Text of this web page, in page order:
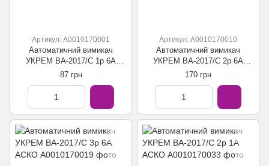
Артикул: A0010170001
Автоматичний вимикач
УКРЕМ ВА-2017/С 1р 6А
АСКО
87 грн
Артикул: A0010170010
Автоматичний вимикач
УКРЕМ ВА-2017/С 2р 6А
АСКО
170 грн